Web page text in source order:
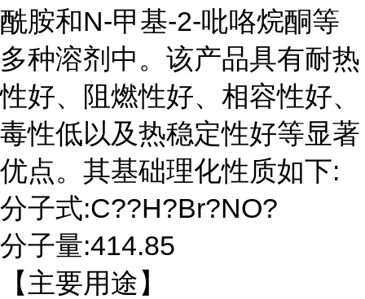
酰胺和N-甲基-2-吡咯烷酮等
多种溶剂中。该产品具有耐热
性好、阻燃性好、相容性好、
毒性低以及热稳定性好等显著
优点。其基础理化性质如下:
分子式:C??H?Br?NO?
分子量:414.85
【主要用途】